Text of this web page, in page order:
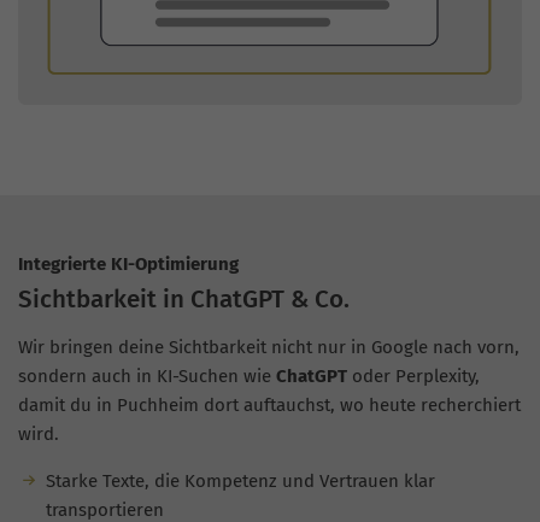
Integrierte KI-Optimierung
Sichtbarkeit in ChatGPT & Co.
Wir bringen deine Sichtbarkeit nicht nur in Google nach vorn,
sondern auch in KI-Suchen wie ChatGPT oder Perplexity,
damit du in Puchheim dort auftauchst, wo heute recherchiert
wird.
Starke Texte, die Kompetenz und Vertrauen klar
transportieren